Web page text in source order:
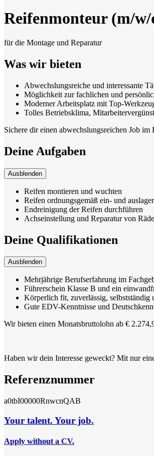
Reifenmonteur (m/
für die Montage und Reparatur
Was wir bieten
Abwechslungsreiche und interessante
Möglichkeit zur fachlichen und
Moderner Arbeitsplatz mit Top-
Tolles Betriebsklima,
Sichere dir einen abwechslungsreichen Job
Deine Aufgaben
Ausblenden
Reifen montieren und wuchten
Reifen ordnungsgemäß ein- und
Endreinigung der Reifen durchführen
Achseinstellung und Reparatur von
Deine Qualifikationen
Ausblenden
Mehrjährige Berufserfahrung im
Führerschein Klasse B und ein
Körperlich fit, zuverlässig, selbstständig
Gute EDV-Kenntnisse und
Wir bieten einen Monatsbruttolohn ab €
Haben wir dein Interesse geweckt? Mit nur
Referenznummer
a0tbI00000RnwcnQAB
Your talent. Your job.
Apply without a CV.